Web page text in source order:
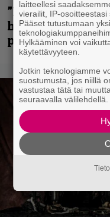
”Mitalini
huippu-uimari
palkinnollaan
laitteellesi
vierailit, IP-osoitteestasi
Pääset tutustumaan
Hylkääminen voi
käytettävyyteen.
Jotkin teknologiamme
suostumusta, jos niillä
vastustaa tätä tai
seuraavalla välilehdellä.